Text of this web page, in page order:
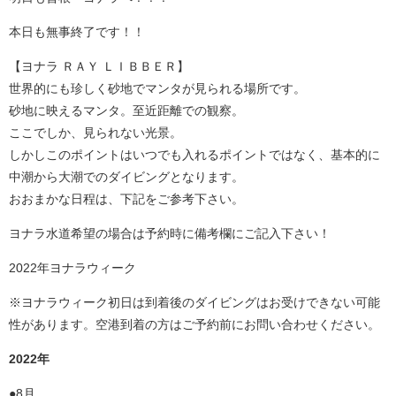
本日も無事終了です！！
【ヨナラ ＲＡＹ ＬＩＢＢＥＲ】
世界的にも珍しく砂地でマンタが見られる場所です。
砂地に映えるマンタ。至近距離での観察。
ここでしか、見られない光景。
しかしこのポイントはいつでも入れるポイントではなく、基本的に
中潮から大潮でのダイビングとなります。
おおまかな日程は、下記をご参考下さい。
ヨナラ水道希望の場合は予約時に備考欄にご記入下さい！
2022年ヨナラウィーク
※ヨナラウィーク初日は到着後のダイビングはお受けできない可能
性があります。空港到着の方はご予約前にお問い合わせください。
2022年